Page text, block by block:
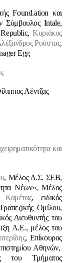
Found.ation και
Σύμβουλος Intale,
Republic,Κυριάκος
Ρούστας,
Egg
Λέντζας
και
, Μέλος Δ.Σ. ΣΕΒ,
Νέων», Μέλος
Καμέτας, ειδικός
Ομίλου,
Διευθυντής του
Α.Ε., μέλος του
, Επίκουρος
Αθηνών,
του Τμήματος